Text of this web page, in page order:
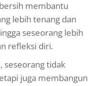
membantu
lebih tenang dan
seseorang lebih
refleksi diri.
seseorang tidak
juga membangun